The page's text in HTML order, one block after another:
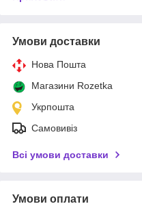
Умови доставки
Нова Пошта
Магазини Rozetka
Укрпошта
Самовивіз
Всі умови доставки
Умови оплати